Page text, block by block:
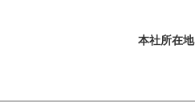
本社所在地